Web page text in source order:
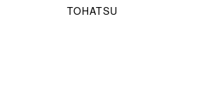
TOHATSU